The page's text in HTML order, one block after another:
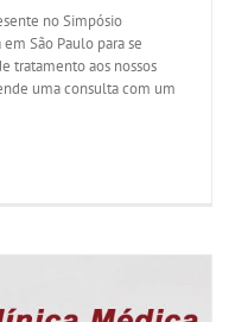
no Simpósio
São Paulo para se
tratamento aos nossos
uma consulta com um